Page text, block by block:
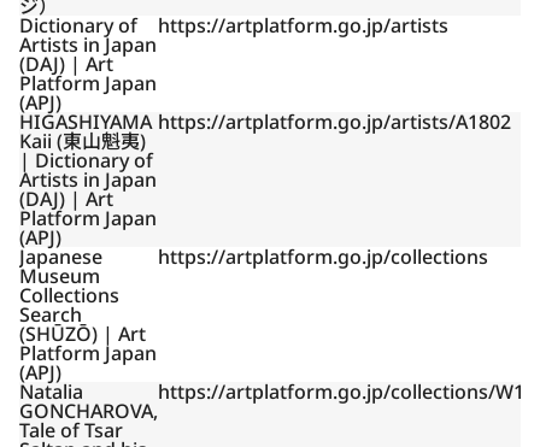
ジ）
Dictionary of
Artists in Japan
(DAJ) | Art
Platform Japan
(APJ)
https://artplatform.go.jp/artists
HIGASHIYAMA
Kaii (東山魁夷)
| Dictionary of
Artists in Japan
(DAJ) | Art
Platform Japan
(APJ)
https://artplatform.go.jp/artists/A1802
Japanese
Museum
Collections
Search
(SHŪZŌ) | Art
Platform Japan
(APJ)
https://artplatform.go.jp/collections
Natalia
GONCHAROVA,
Tale of Tsar
https://artplatform.go.jp/collections/